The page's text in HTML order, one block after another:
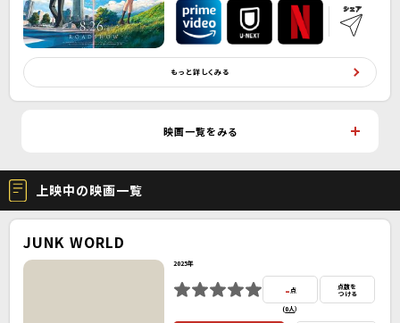
もっと詳しくみる
映画一覧をみる
上映中の映画一覧
JUNK WORLD
2025年
- 点
(0人）
点数を
つける